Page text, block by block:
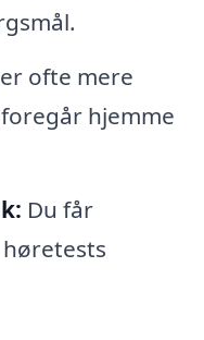
ofte mere
hjemme
Du får